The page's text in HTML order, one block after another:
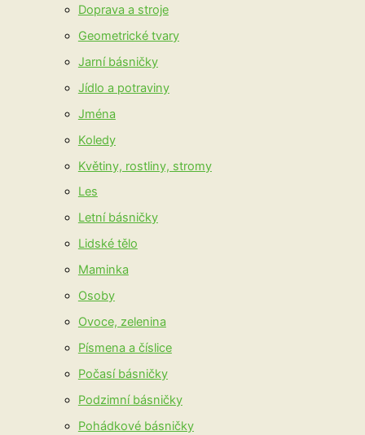
Doprava a stroje
Geometrické tvary
Jarní básničky
Jídlo a potraviny
Jména
Koledy
Květiny, rostliny, stromy
Les
Letní básničky
Lidské tělo
Maminka
Osoby
Ovoce, zelenina
Písmena a číslice
Počasí básničky
Podzimní básničky
Pohádkové básničky